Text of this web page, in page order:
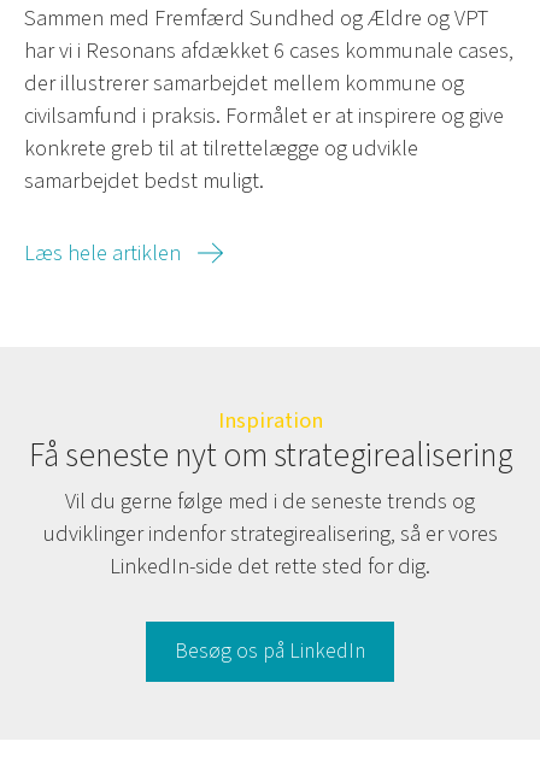
Sammen med Fremfærd Sundhed og Ældre og VPT
har vi i Resonans afdækket 6 cases kommunale cases,
der illustrerer samarbejdet mellem kommune og
civilsamfund i praksis. Formålet er at inspirere og give
konkrete greb til at tilrettelægge og udvikle
samarbejdet bedst muligt.
Læs hele artiklen
Inspiration
Få seneste nyt om strategirealisering
Vil du gerne følge med i de seneste trends og
udviklinger indenfor strategirealisering, så er vores
LinkedIn-side det rette sted for dig.
Besøg os på LinkedIn